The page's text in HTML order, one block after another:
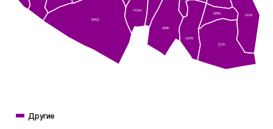
ARK
ÇYK
MAÇ
YOM
DRN
HYR
KPR
Другие